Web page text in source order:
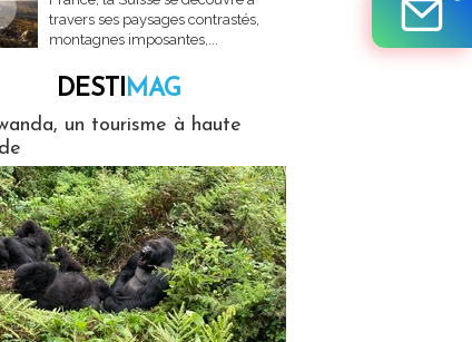
travers ses paysages contrastés,
montagnes imposantes,...
DESTIMAG
un tourisme à haute